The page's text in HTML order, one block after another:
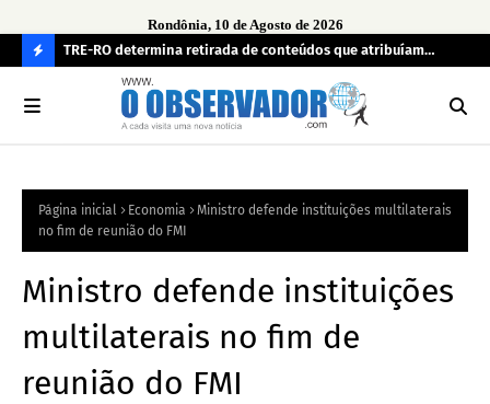
Rondônia, 10 de Agosto de 2026
O
R
TRE-RO determina retirada de conteúdos que atribuíam
falsamente prisão a Acir Gurgacz
Página inicial Economia
Ministro defende instituições multilaterais
no fim de reunião do FMI
Ministro defende instituições
multilaterais no fim de
reunião do FMI